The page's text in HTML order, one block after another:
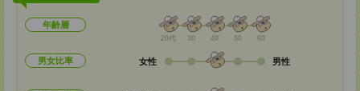
年齢層
20代 30 40 50 60
男女比率 女性 男性